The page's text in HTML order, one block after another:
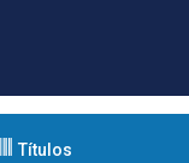
Títulos